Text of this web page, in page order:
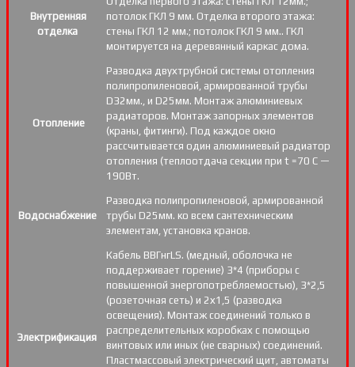
Внутренняя
отделка
потолок ГКЛ 9 мм. Отделка второго этажа:
стены ГКЛ 12 мм.; потолок ГКЛ 9 мм.. ГКЛ
монтируется на деревянный каркас дома.
Отопление
Разводка двухтрубной системы отопления
полипропиленовой, армированной трубы
D32мм., и D25мм. Монтаж алюминиевых
радиаторов. Монтаж запорных элементов
(краны, фитинги). Под каждое окно
рассчитывается один алюминиевый радиатор
отопления (теплоотдача секции при t =70 С —
190Вт.
Водоснабжение
Разводка полипропиленовой, армированной
трубы D25мм. ко всем сантехническим
элементам, установка кранов.
Электрификация
Кабель ВВГнгLS. (медный, оболочка не
поддерживает горение) 3*4 (приборы с
повышенной энергопотребляемостью), 3*2,5
(розеточная сеть) и 2х1,5 (разводка
освещения). Монтаж соединений только в
распределительных коробках с помощью
винтовых или иных (не сварных) соединений.
Пластмассовый электрический щит, автоматы